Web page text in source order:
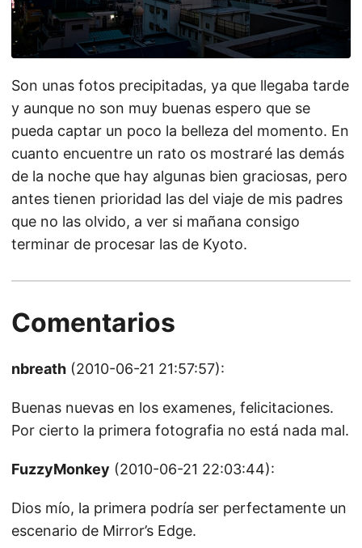
Son unas fotos precipitadas, ya que llegaba tarde
y aunque no son muy buenas espero que se
pueda captar un poco la belleza del momento. En
cuanto encuentre un rato os mostraré las demás
de la noche que hay algunas bien graciosas, pero
antes tienen prioridad las del viaje de mis padres
que no las olvido, a ver si mañana consigo
terminar de procesar las de Kyoto.
Comentarios
nbreath (2010-06-21 21:57:57):
Buenas nuevas en los examenes, felicitaciones.
Por cierto la primera fotografia no está nada mal.
FuzzyMonkey (2010-06-21 22:03:44):
Dios mío, la primera podría ser perfectamente un
escenario de Mirror’s Edge.